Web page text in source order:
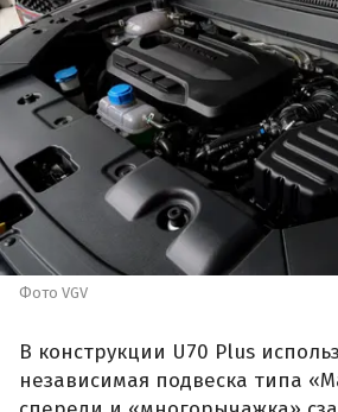
Фото VGV
В конструкции U70 Plus
независимая подвеска типа